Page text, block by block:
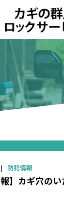
防犯情報
報】カギ穴の